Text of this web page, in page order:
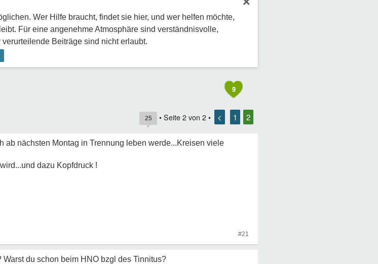
Wer Hilfe braucht, findet sie hier, und wer helfen möchte,
Für eine angenehme Atmosphäre sind verständnisvolle,
Beiträge sind nicht erlaubt.
9
25 • Seite 2 von 2 • < 1 2
ab nächsten Montag in Trennung leben werde...Kreisen viele
dazu Kopfdruck !
#21
du schon beim HNO bzgl des Tinnitus?